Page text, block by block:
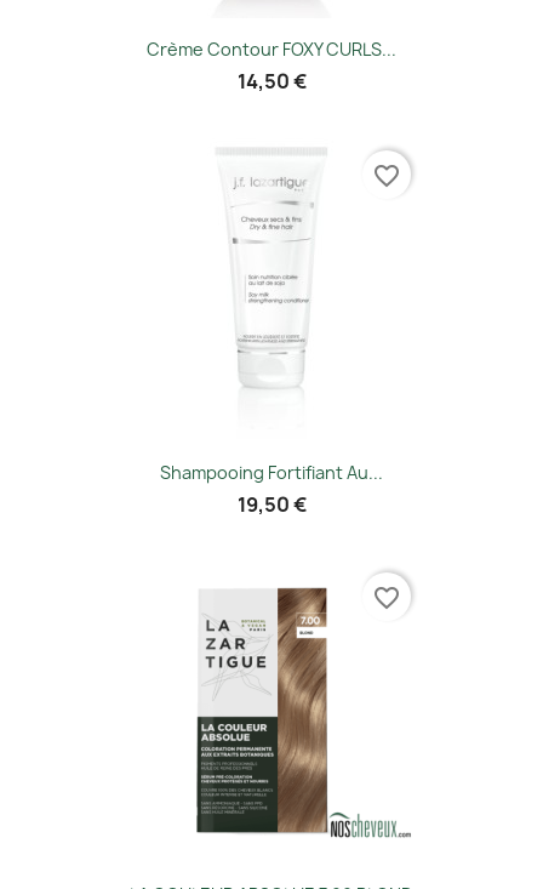
Crème Contour FOXY CURLS...
14,50 €
Shampooing Fortifiant Au...
19,50 €
favorite_border
favorite_border